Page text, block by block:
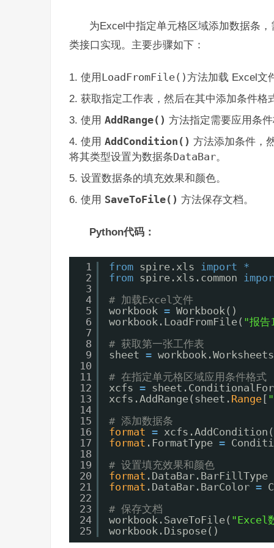
为Excel中指定单元格区域添加数据条
类接口实现。主要步骤如下：
使用 LoadFromFile()方法加载 Excel文
获取指定工作表，然后在其中添加条件格
使用 AddRange() 方法指定需要应用条
使用 AddCondition() 方法添加条件，
将其类型设置为数据条DataBar。
设置数据条的填充效果和颜色。
使用 SaveToFile() 方法保存文档。
Python代码：
1
2
3
4
5
6
7
8
9
10
11
12
13
14
15
16
17
18
19
20
21
22
23
24
25
from spire.xls import
*
from
spire.xls.common
# 加载Excel文件
workbook = Workbook()
workbook.LoadFromFile( "报
# 获取第一张工作表
sheet =
# 在指定单元格区域应用条件格式
xcfs =
xcfs.AddRange(sheet. Range[
# 添加数据条
format =
format .FormatType =
# 设置填充效果和颜色
format .DataBar.BarFillType
format .DataBar.BarColor =
# 保存文档
workbook.SaveToFile( "Excel
workbook.Dispose()